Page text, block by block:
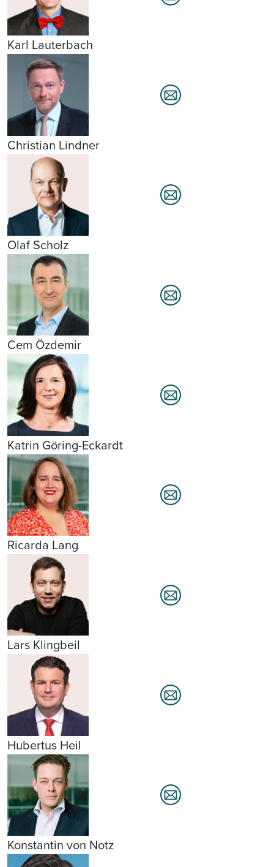
Karl Lauterbach
Christian Lindner
Olaf Scholz
Cem Özdemir
Katrin Göring-Eckardt
Ricarda Lang
Lars Klingbeil
Hubertus Heil
Konstantin von Notz